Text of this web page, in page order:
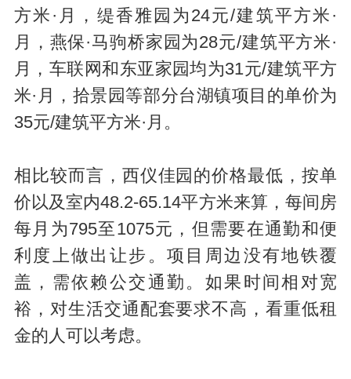
方米·月，缇香雅园为24元/建筑平方米·
月，燕保·马驹桥家园为28元/建筑平方米·
月，车联网和东亚家园均为31元/建筑平方
米·月，拾景园等部分台湖镇项目的单价为
35元/建筑平方米·月。
相比较而言，西仪佳园的价格最低，按单
价以及室内48.2-65.14平方米来算，每间房
每月为795至1075元，但需要在通勤和便
利度上做出让步。项目周边没有地铁覆
盖，需依赖公交通勤。如果时间相对宽
裕，对生活交通配套要求不高，看重低租
金的人可以考虑。